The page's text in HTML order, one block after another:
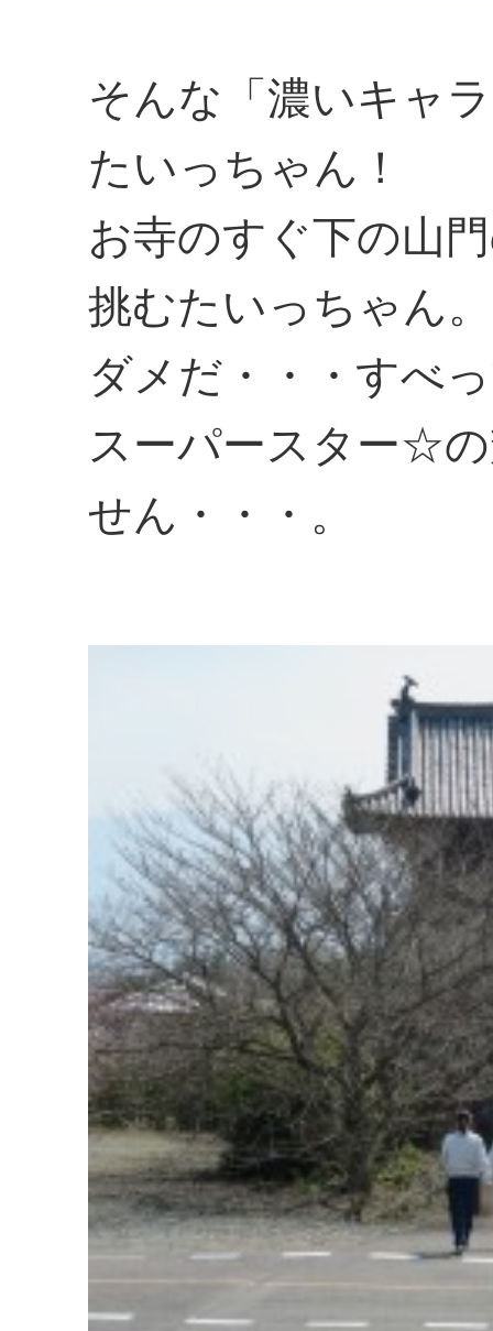
そんな「濃いキャ
たいっちゃん！
お寺のすぐ下の山
挑むたいっちゃん。
ダメだ・・・すべ
スーパースター☆
せん・・・。